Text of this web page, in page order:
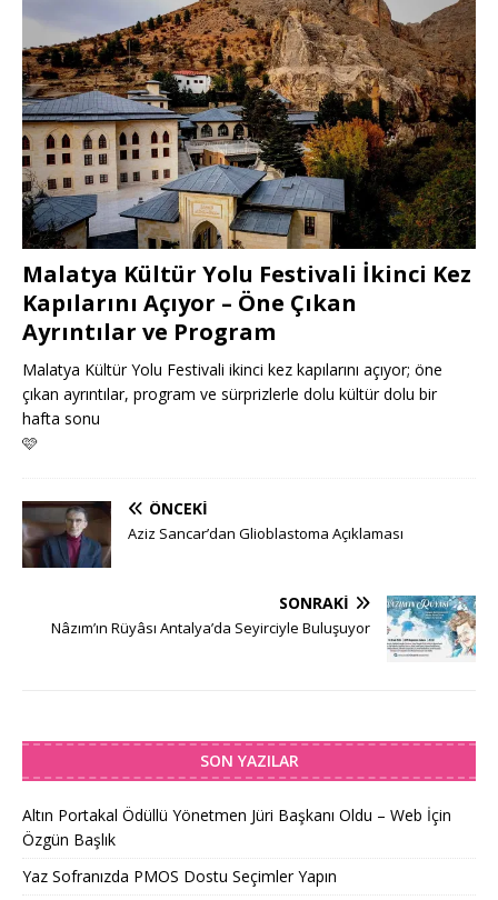
Malatya Kültür Yolu Festivali İkinci Kez
Kapılarını Açıyor – Öne Çıkan
Ayrıntılar ve Program
Malatya Kültür Yolu Festivali ikinci kez kapılarını açıyor; öne
çıkan ayrıntılar, program ve sürprizlerle dolu kültür dolu bir
hafta sonu
🩷
ÖNCEKI
Aziz Sancar’dan Glioblastoma Açıklaması
SONRAKI
Nâzım’ın Rüyâsı Antalya’da Seyirciyle Buluşuyor
SON YAZILAR
Altın Portakal Ödüllü Yönetmen Jüri Başkanı Oldu – Web İçin
Özgün Başlık
Yaz Sofranızda PMOS Dostu Seçimler Yapın